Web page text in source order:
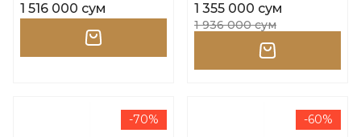
1 516 000 сум 1 355 000 сум
1 936 000 сум
-70% -60%